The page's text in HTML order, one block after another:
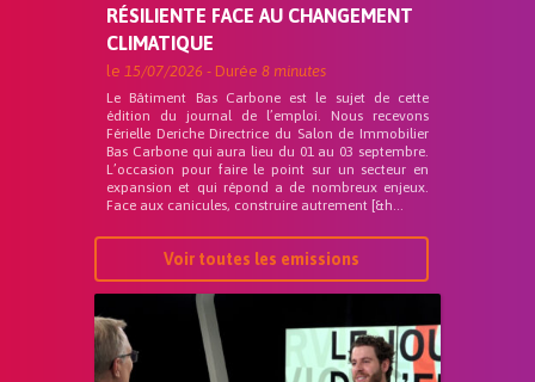
RÉSILIENTE FACE AU CHANGEMENT
CLIMATIQUE
le 15/07/2026 - Durée 8 minutes
Le Bâtiment Bas Carbone est le sujet de cette
édition du journal de l’emploi. Nous recevons
Férielle Deriche Directrice du Salon de Immobilier
Bas Carbone qui aura lieu du 01 au 03 septembre.
L’occasion pour faire le point sur un secteur en
expansion et qui répond a de nombreux enjeux.
Face aux canicules, construire autrement [&h...
Voir toutes les emissions